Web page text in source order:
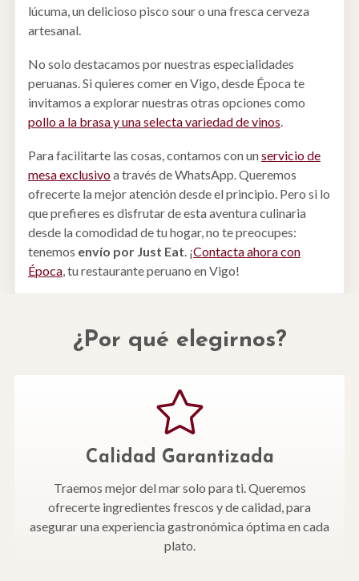
lúcuma, un delicioso pisco sour o una fresca cerveza
artesanal.
No solo destacamos por nuestras especialidades
peruanas. Si quieres comer en Vigo, desde Época te
invitamos a explorar nuestras otras opciones como
pollo a la brasa y una selecta variedad de vinos
Para facilitarte las cosas, contamos con unservicio de
mesa exclusivoa través de WhatsApp. Queremos
ofrecerte la mejor atención desde el principio. Pero si lo
que prefieres es disfrutar de esta aventura culinaria
desde la comodidad de tu hogar, no te preocupes:
tenemos envío por Just Eat . ¡Contacta ahora con
Época , tu restaurante peruano en Vigo!
¿Por qué elegirnos?
Calidad Garantizada
Traemos mejor del mar solo para ti. Queremos
ofrecerte ingredientes frescos y de calidad, para
asegurar una experiencia gastronómica óptima en cada
plato.